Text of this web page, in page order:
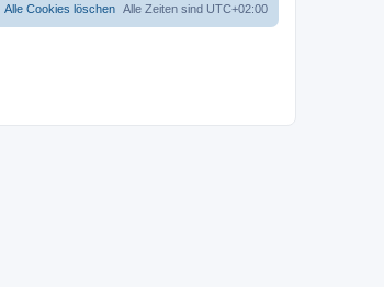
Alle Zeiten sind UTC+02:00
Alle Cookies löschen